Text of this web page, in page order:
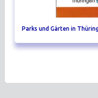
Parks und Gärten in